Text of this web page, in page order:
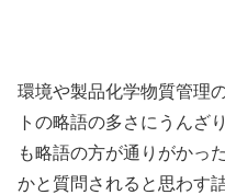
環境や製品化学物質管理
トの略語の多さにうんざ
も略語の方が通りがかっ
かと質問されると思わす